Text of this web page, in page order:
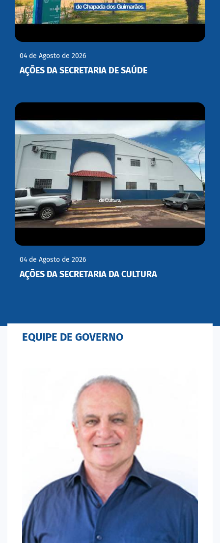
04 de Agosto de 2026
AÇÕES DA SECRETARIA DE SAÚDE
04 de Agosto de 2026
AÇÕES DA SECRETARIA DA CULTURA
EQUIPE DE GOVERNO